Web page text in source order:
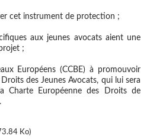
cet instrument de protection ;
aux jeunes avocats aient une
;
Européens (CCBE) à promouvoir
des Jeunes Avocats, qui lui sera
Charte Européenne des Droits de
Ko)